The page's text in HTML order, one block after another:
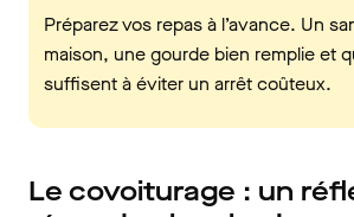
Préparez vos repas à l’avance. Un
maison, une gourde bien remplie et
suffisent à éviter un arrêt coûteux.
Le covoiturage : un